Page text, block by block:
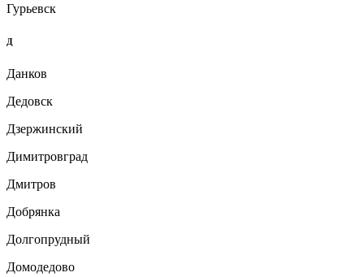
Гурьевск
Д
Данков
Дедовск
Дзержинский
Димитровград
Дмитров
Добрянка
Долгопрудный
Домодедово